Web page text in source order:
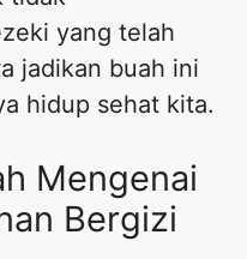
yang telah
jadikan buah ini
hidup sehat kita.
Mengenai
Bergizi